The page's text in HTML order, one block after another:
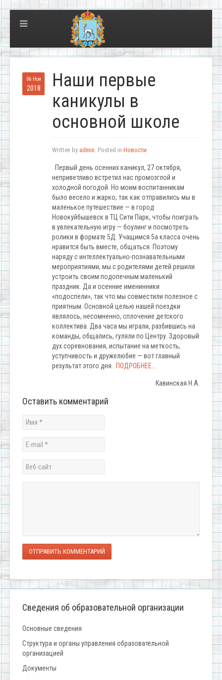
06 Ноя
2018
Наши первые
каникулы в
основной школе
Written by admin. Posted in Новости
Первый день осенних каникул, 27 октября,
неприветливо встретил нас промозглой и
холодной погодой. Но моим воспитанникам
было весело и жарко, так как отправились мы в
маленькое путешествие — в город
Новокуйбышевск в ТЦ Сити Парк, чтобы поиграть
в увлекательную игру — боулинг и посмотреть
ролики в формате 5Д. Учащимся 5а класса очень
нравится быть вместе, общаться. Поэтому
наряду с интеллектуально-познавательными
мероприятиями, мы с родителями детей решили
устроить своим подопечным маленький
праздник. Да и осенние именинники
«подоспели», так что мы совместили полезное с
приятным. Основной целью нашей поездки
являлось, несомненно, сплочение детского
коллектива. Два часа мы играли, разбившись на
команды, общались, гуляли по Центру. Здоровый
дух соревнования, испытание на меткость,
уступчивость и дружелюбие — вот главный
результат этого дня. ПОДРОБНЕЕ…
Кавинская Н.А.
Оставить комментарий
ОТПРАВИТЬ КОММЕНТАРИЙ
Сведения об образовательной организации
Основные сведения
Структура и органы управления образовательной
организацией
Документы